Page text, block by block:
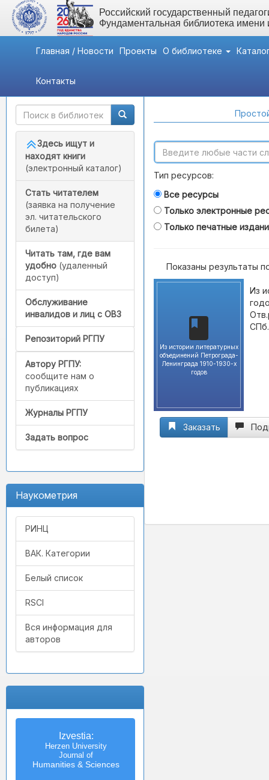
Российский государственный
Фундаментальная библиотека
Главная / Новости Проекты О библиотеке
Контакты
Быстрый доступ
Здесь ищут и
находят книги
(электронный каталог)
Стать читателем
(заявка на получение
эл. читательского
билета)
Читать там, где вам
удобно (удаленный
доступ)
Обслуживание
инвалидов и лиц с ОВЗ
Репозиторий РГПУ
Автору РГПУ:
сообщите нам о
публикациях
Журналы РГПУ
Задать вопрос
Наукометрия
РИНЦ
ВАК. Категории
Белый список
RSCI
Вся информация для
авторов
Izvestia:
Herzen University
Journal of
Humanities & Sciences
Тип ресурсов:
Все ресурсы
Только электронные
Только печатные
Показаны результаты
Из истории литературных
объединений Петрограда-
Ленинграда 1910-1930-х
годов
Из
Заказать